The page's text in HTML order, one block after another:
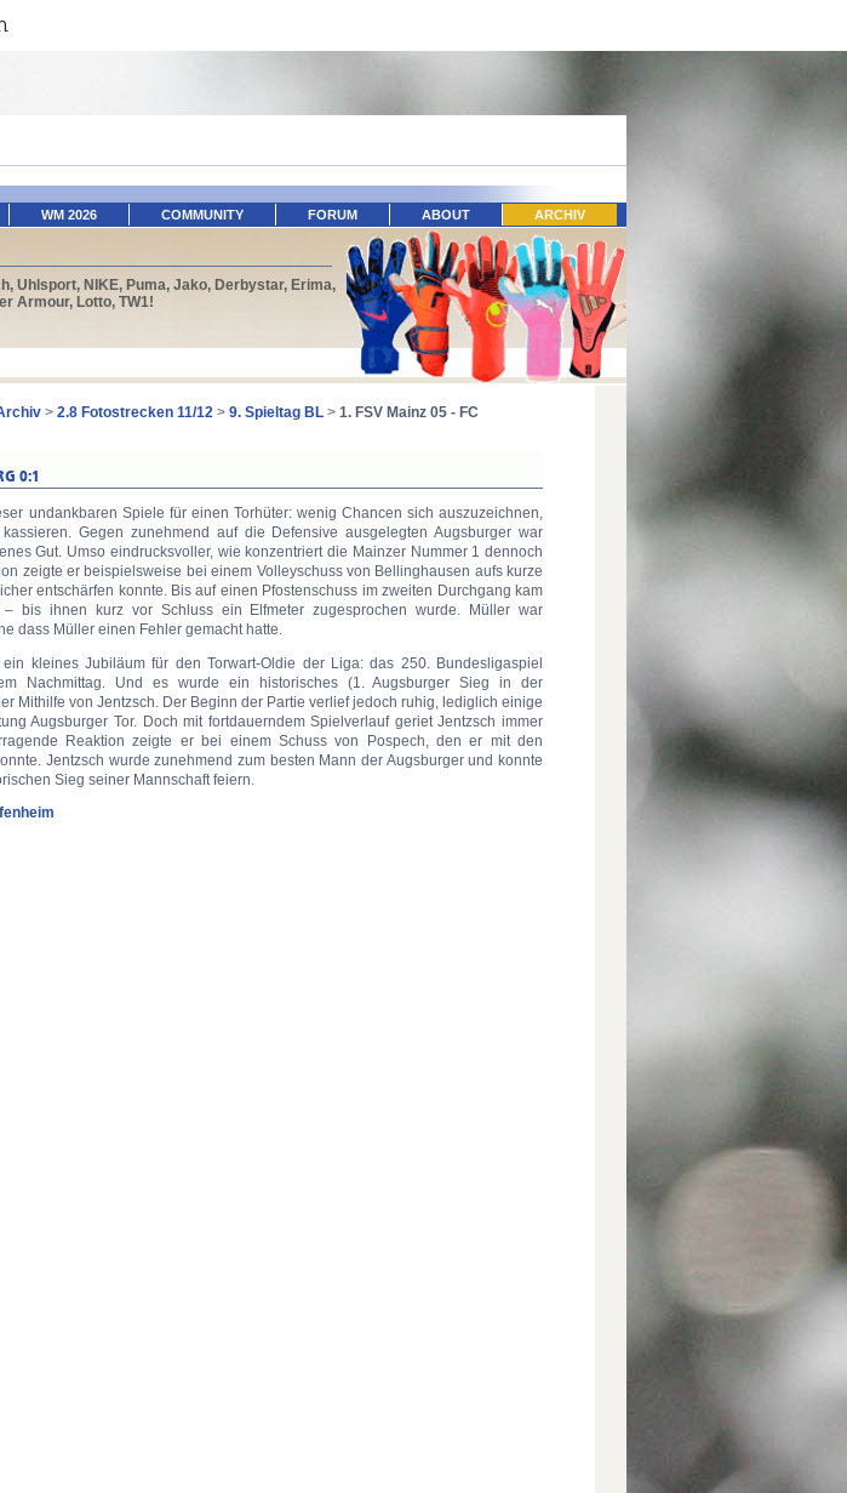
WM 2026 COMMUNITY FORUM ABOUT ARCHIV
Uhlsport, NIKE, Puma, Jako, Derbystar, Erima,
Armour, Lotto, TW1!
> 2.8 Fotostrecken 11/12 > 9. Spieltag BL > 1. FSV Mainz 05 - FC
undankbaren Spiele für einen Torhüter: wenig Chancen sich auszuzeichnen,
Gegen zunehmend auf die Defensive ausgelegten Augsburger war
Gut. Umso eindrucksvoller, wie konzentriert die Mainzer Nummer 1 dennoch
zeigte er beispielsweise bei einem Volleyschuss von Bellinghausen aufs kurze
entschärfen konnte. Bis auf einen Pfostenschuss im zweiten Durchgang kam
bis ihnen kurz vor Schluss ein Elfmeter zugesprochen wurde. Müller war
dass Müller einen Fehler gemacht hatte.
ein kleines Jubiläum für den Torwart-Oldie der Liga: das 250. Bundesligaspiel
Nachmittag. Und es wurde ein historisches (1. Augsburger Sieg in der
Mithilfe von Jentzsch. Der Beginn der Partie verlief jedoch ruhig, lediglich einige
Augsburger Tor. Doch mit fortdauerndem Spielverlauf geriet Jentzsch immer
Reaktion zeigte er bei einem Schuss von Pospech, den er mit den
Jentzsch wurde zunehmend zum besten Mann der Augsburger und konnte
Sieg seiner Mannschaft feiern.